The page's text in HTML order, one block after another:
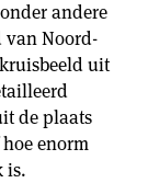
andere
van Noord-
uit
de plaats
enorm
is.